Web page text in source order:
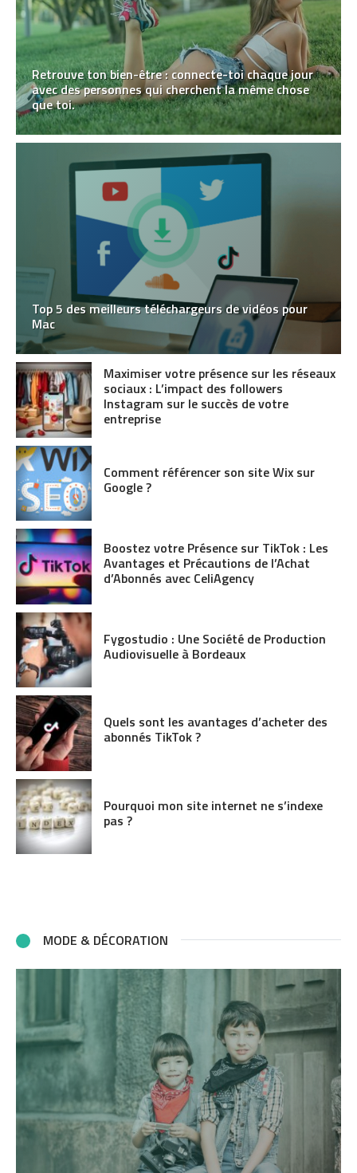
Retrouve ton bien-être : connecte-toi chaque jour
avec des personnes qui cherchent la même chose
que toi.
Top 5 des meilleurs téléchargeurs de vidéos pour
Mac
Maximiser votre présence sur les réseaux
sociaux : L’impact des followers
Instagram sur le succès de votre
entreprise
Comment référencer son site Wix sur
Google ?
Boostez votre Présence sur TikTok : Les
Avantages et Précautions de l’Achat
d’Abonnés avec CeliAgency
Fygostudio : Une Société de Production
Audiovisuelle à Bordeaux
Quels sont les avantages d’acheter des
abonnés TikTok ?
Pourquoi mon site internet ne s’indexe
pas ?
MODE & DÉCORATION